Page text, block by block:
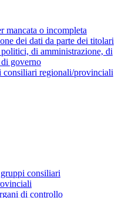
mancata o incompleta
dei dati da parte dei titolari
di amministrazione, di
governo
consiliari regionali/provinciali
consiliari
di controllo